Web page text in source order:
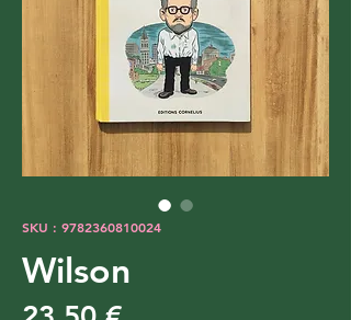
SKU : 9782360810024
Wilson